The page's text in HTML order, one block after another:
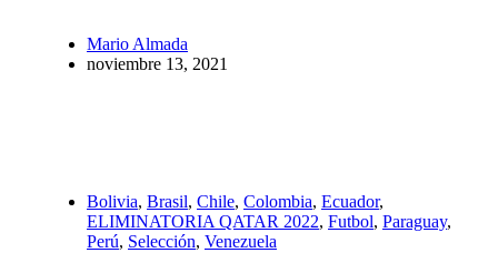
Mario Almada
noviembre 13, 2021
Bolivia, Brasil, Chile, Colombia, Ecuador,
ELIMINATORIA QATAR 2022, Futbol, Paraguay,
Perú, Selección, Venezuela